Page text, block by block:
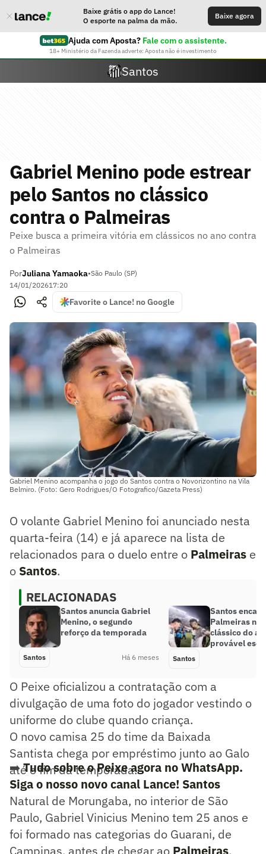
Baixe grátis o app do Lance!
O esporte na palma da mão.
Baixe agora
Ajuda com Aposta? Fale com o assistente.
18+ Ministério da Fazenda adverte: Aposta não é investimento
Santos
Gabriel Menino pode estrear
pelo Santos no clássico
contra o Palmeiras
Peixe busca a primeira vitória em clássicos no ano contra
o Palmeiras
PorJuliana Yamaoka•São Paulo (SP)
14/01/202617:20
Favorite o Lance! no Google
Gabriel Menino acompanha o jogo do Santos contra o Novorizontino na Vila
Belmiro. (Foto: Gero Rodrigues/O Fotografico/Gazeta Press)
O volante Gabriel Menino foi anunciado nesta
quarta-feira (14) e já aparece na lista de
relacionados para o duelo entre o Palmeiras e
o Santos.
RELACIONADAS
Santos anuncia Gabriel
Menino, o segundo
reforço da temporada
Santos Há 6 meses
Santos
Palmeiras no
clássico do
provável
Santos
O Peixe oficializou a contratação com a
divulgação de uma foto do jogador vestindo o
uniforme do clube quando criança.
O novo camisa 25 do time da Baixada
Santista chega por empréstimo junto ao Galo
até o fim da temporada.
➡️Tudo sobre o Peixe agora no WhatsApp.
Siga o nosso novo canal Lance! Santos
Natural de Morungaba, no interior de São
Paulo, Gabriel Vinicius Menino tem 25 anos e
foi formado nas categorias do Guarani, de
Campinas, antes de chegar ao Palmeiras,